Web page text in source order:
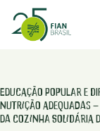
para
Educação Popular e
Nutrição Adequadas –
da Cozinha Solidária